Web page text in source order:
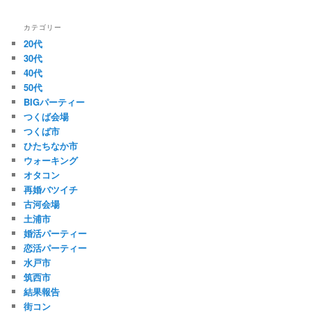
カテゴリー
20代
30代
40代
50代
BIGパーティー
つくば会場
つくば市
ひたちなか市
ウォーキング
オタコン
再婚バツイチ
古河会場
土浦市
婚活パーティー
恋活パーティー
水戸市
筑西市
結果報告
街コン